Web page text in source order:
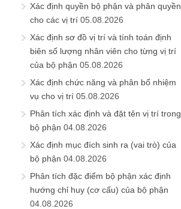
Xác định quyền bộ phận và phân quyền
cho các vị trí 05.08.2026
Xác định sơ đồ vị trí và tính toán định
biên số lượng nhân viên cho từng vị trí
của bộ phận 05.08.2026
Xác định chức năng và phân bổ nhiệm
vụ cho vị trí 05.08.2026
Phân tích xác định và đặt tên vị trí trong
bộ phận 04.08.2026
Xác định mục đích sinh ra (vai trò) của
bộ phận 04.08.2026
Phân tích đặc điểm bộ phận xác định
hướng chỉ huy (cơ cấu) của bộ phận
04.08.2026